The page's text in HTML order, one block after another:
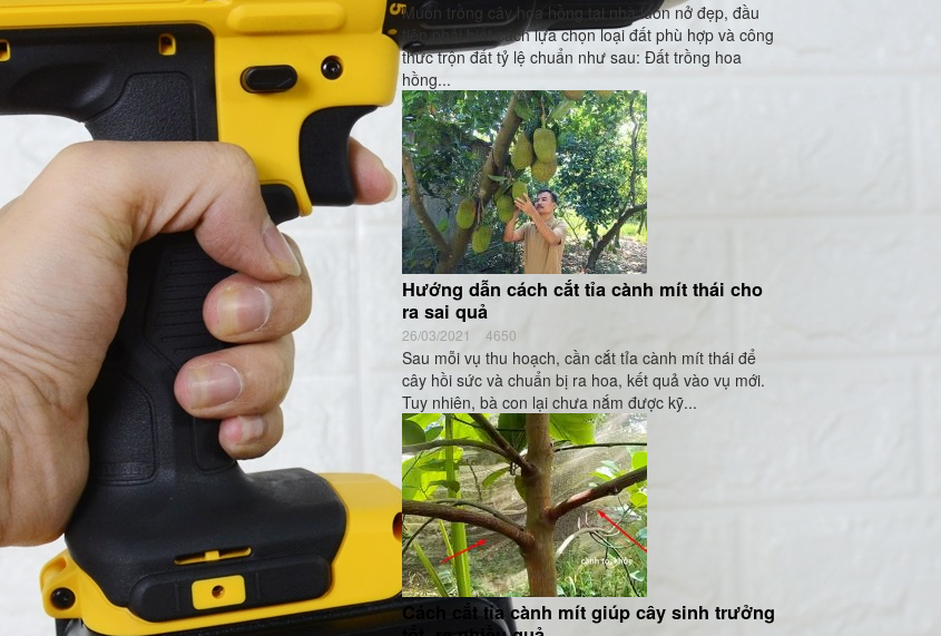
Muốn trồng cây hoa hồng tại nhà luôn nở đẹp, đầu
tiên phải biết cách lựa chọn loại đất phù hợp và công
thức trộn đất tỷ lệ chuẩn như sau: Đất trồng hoa
hồng...
Hướng dẫn cách cắt tỉa cành mít thái cho
ra sai quả
26/03/2021 4650
Sau mỗi vụ thu hoạch, cần cắt tỉa cành mít thái để
cây hồi sức và chuẩn bị ra hoa, kết quả vào vụ mới.
Tuy nhiên, bà con lại chưa nắm được kỹ...
Cách cắt tỉa cành mít giúp cây sinh trưởng